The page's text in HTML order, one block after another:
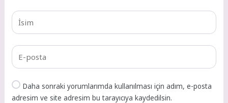
Daha sonraki yorumlarımda kullanılması için adım, e-posta
adresim ve site adresim bu tarayıcıya kaydedilsin.